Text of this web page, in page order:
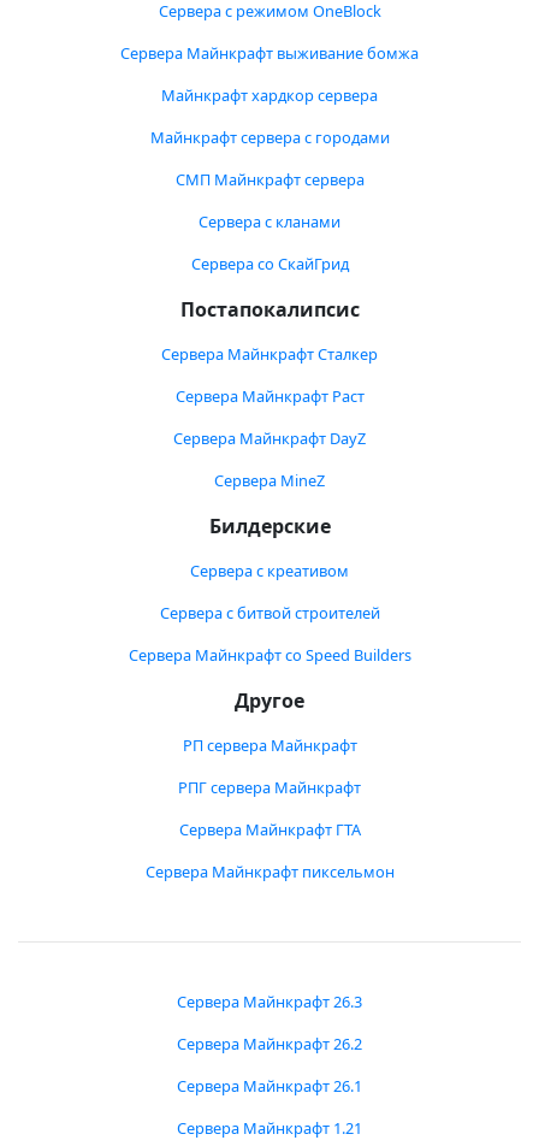
Сервера с режимом OneBlock
Сервера Майнкрафт выживание бомжа
Майнкрафт хардкор сервера
Майнкрафт сервера с городами
СМП Майнкрафт сервера
Сервера с кланами
Сервера со СкайГрид
Постапокалипсис
Сервера Майнкрафт Сталкер
Сервера Майнкрафт Раст
Сервера Майнкрафт DayZ
Сервера MineZ
Билдерские
Сервера с креативом
Сервера с битвой строителей
Сервера Майнкрафт со Speed Builders
Другое
РП сервера Майнкрафт
РПГ сервера Майнкрафт
Сервера Майнкрафт ГТА
Сервера Майнкрафт пиксельмон
Сервера Майнкрафт 26.3
Сервера Майнкрафт 26.2
Сервера Майнкрафт 26.1
Сервера Майнкрафт 1.21